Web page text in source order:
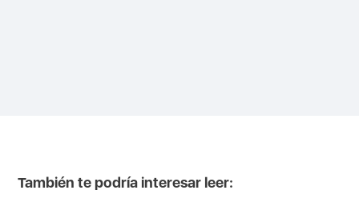
También te podría interesar leer: